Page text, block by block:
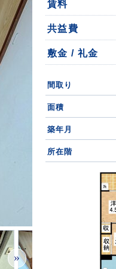
»
賃料
共益費
敷金 / 礼金
間取り
面積
築年月
所在階